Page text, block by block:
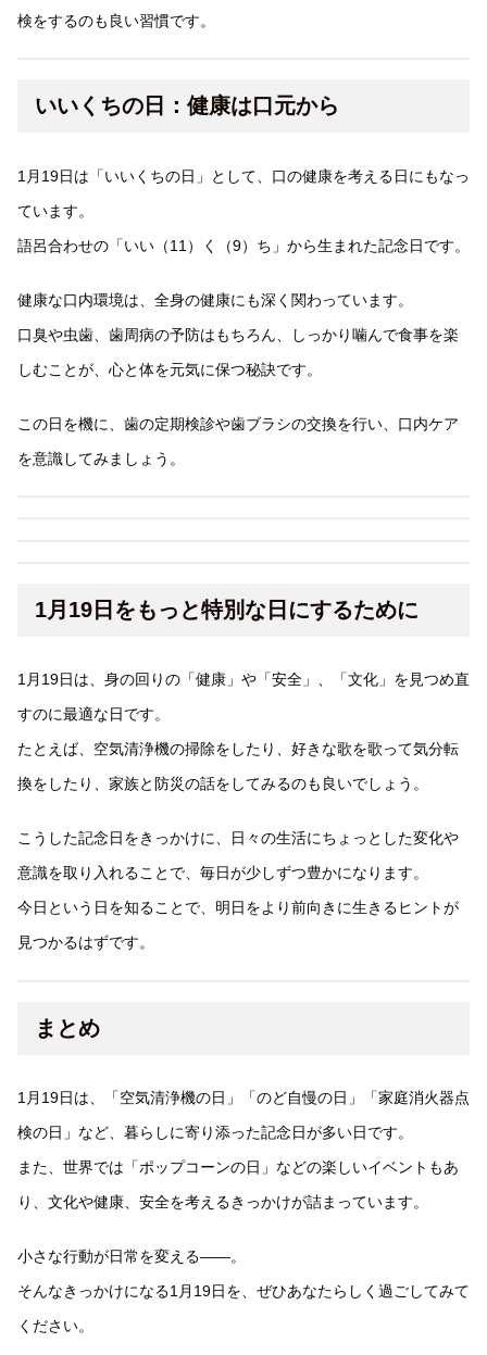
検をするのも良い習慣です。
いいくちの日：健康は口元から
1月19日は「いいくちの日」として、口の健康を考える日にもなっ
ています。
語呂合わせの「いい（11）く（9）ち」から生まれた記念日です。
健康な口内環境は、全身の健康にも深く関わっています。
口臭や虫歯、歯周病の予防はもちろん、しっかり噛んで食事を楽
しむことが、心と体を元気に保つ秘訣です。
この日を機に、歯の定期検診や歯ブラシの交換を行い、口内ケア
を意識してみましょう。
1月19日をもっと特別な日にするために
1月19日は、身の回りの「健康」や「安全」、「文化」を見つめ直
すのに最適な日です。
たとえば、空気清浄機の掃除をしたり、好きな歌を歌って気分転
換をしたり、家族と防災の話をしてみるのも良いでしょう。
こうした記念日をきっかけに、日々の生活にちょっとした変化や
意識を取り入れることで、毎日が少しずつ豊かになります。
今日という日を知ることで、明日をより前向きに生きるヒントが
見つかるはずです。
まとめ
1月19日は、「空気清浄機の日」「のど自慢の日」「家庭消火器点
検の日」など、暮らしに寄り添った記念日が多い日です。
また、世界では「ポップコーンの日」などの楽しいイベントもあ
り、文化や健康、安全を考えるきっかけが詰まっています。
小さな行動が日常を変える――。
そんなきっかけになる1月19日を、ぜひあなたらしく過ごしてみて
ください。